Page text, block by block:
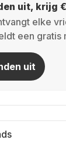
uit, krijg
elke
een gratis
uit